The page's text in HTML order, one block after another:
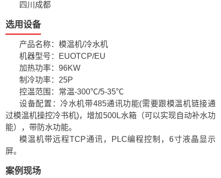
四川成都
选用设备
产品名称：模温机/冷水机
机器型号：EUOTCP/EU
加热功率：96KW
制冷功率：25P
控温范围：常温-300℃/5-35℃
设备配置：冷水机带485通讯功能(需要跟模温机链接通
过模温机操控冷书机)，增加500L水箱（可以实现自动补水功
能），带防水功能。
模温机带远程TCP通讯，PLC编程控制，6寸液晶显示
屏。
案例现场